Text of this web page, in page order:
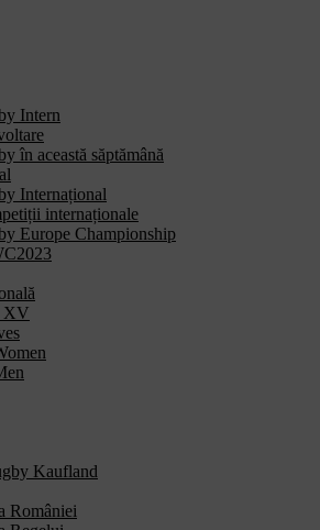
Intern
în această săptămână
Internațional
internaționale
Europe Championship
XV
Kaufland
României